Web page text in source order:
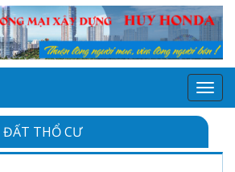
Menu
ĐẤT THỔ CƯ